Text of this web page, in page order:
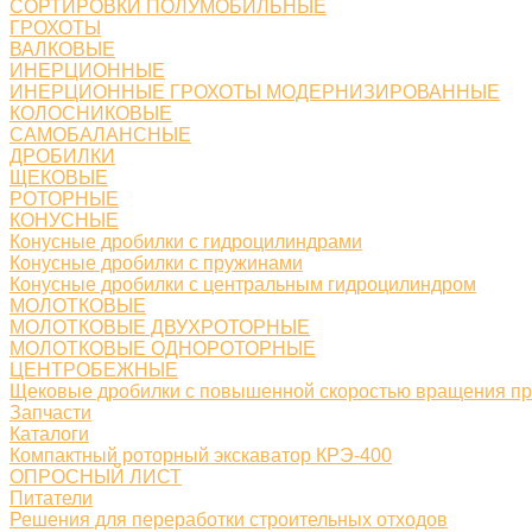
СОРТИРОВКИ ПОЛУМОБИЛЬНЫЕ
ГРОХОТЫ
ВАЛКОВЫЕ
ИНЕРЦИОННЫЕ
ИНЕРЦИОННЫЕ ГРОХОТЫ МОДЕРНИЗИРОВАННЫЕ
КОЛОСНИКОВЫЕ
САМОБАЛАНСНЫЕ
ДРОБИЛКИ
ЩЕКОВЫЕ
РОТОРНЫЕ
КОНУСНЫЕ
Конусные дробилки с гидроцилиндрами
Конусные дробилки с пружинами
Конусные дробилки с центральным гидроцилиндром
МОЛОТКОВЫЕ
МОЛОТКОВЫЕ ДВУХРОТОРНЫЕ
МОЛОТКОВЫЕ ОДНОРОТОРНЫЕ
ЦЕНТРОБЕЖНЫЕ
Щековые дробилки с повышенной скоростью вращения
Запчасти
Каталоги
Компактный роторный экскаватор КРЭ-400
ОПРОСНЫЙ ЛИСТ
Питатели
Решения для переработки строительных отходов